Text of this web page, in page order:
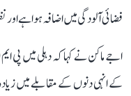
فضائی آلودگی میں اضافہ ہوا ہے
کے انہی دنوں کے مقابلے میں